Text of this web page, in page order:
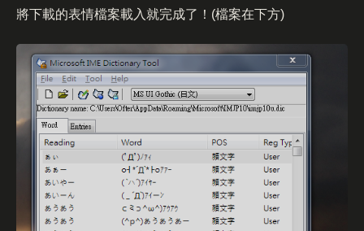
將下載的表情檔案載入就完成了！(檔案在下方)